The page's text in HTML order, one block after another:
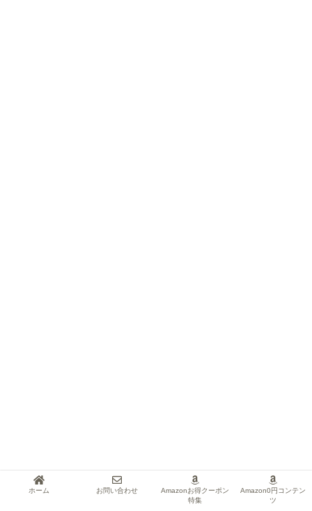
ホーム お問い合わせ
Amazonお得クーポン
特集
Amazon0円コンテン
ツ